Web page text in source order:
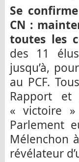
Se
CN :
toutes les
des 11
jusqu’à,
au PCF.
Rapport
« victoire »
Parlement
Mélenchon
révélateur